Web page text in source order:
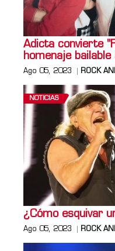
Adicta convierte
homenaje
Ago 05, 2023 ROCK
NOTICIAS
¿Cómo esquivar
Ago 05, 2023 ROCK